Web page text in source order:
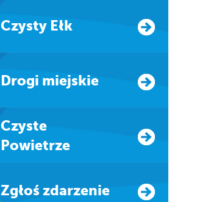
Czysty Ełk
Drogi miejskie
Czyste
Powietrze
Zgłoś zdarzenie